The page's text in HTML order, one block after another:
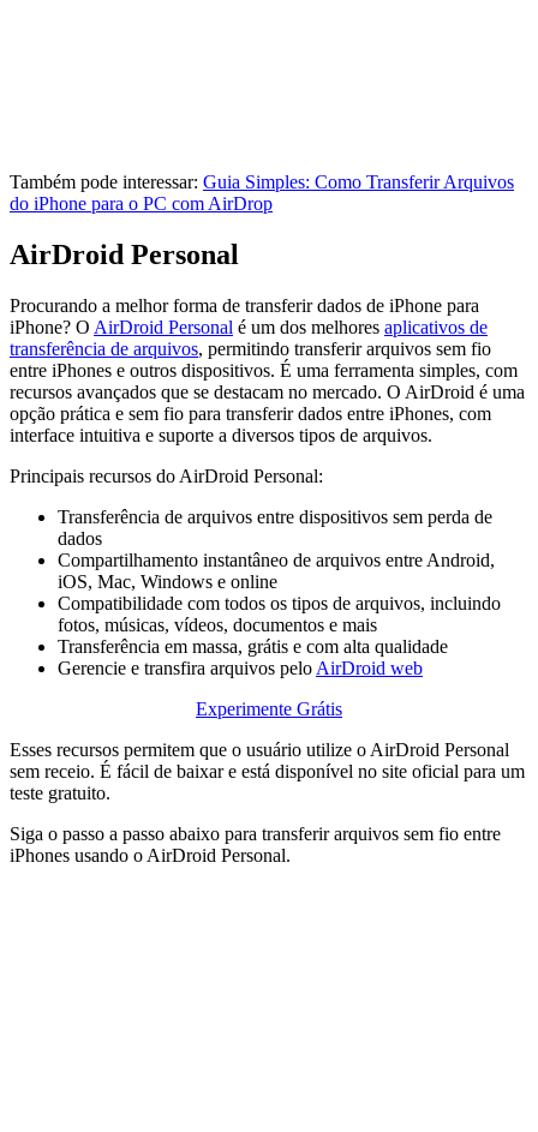
Também pode interessar: Guia Simples: Como Transferir Arquivos
do iPhone para o PC com AirDrop
AirDroid Personal
Procurando a melhor forma de transferir dados de iPhone para
iPhone? O AirDroid Personal é um dos melhores aplicativos de
transferência de arquivos, permitindo transferir arquivos sem fio
entre iPhones e outros dispositivos. É uma ferramenta simples, com
recursos avançados que se destacam no mercado. O AirDroid é uma
opção prática e sem fio para transferir dados entre iPhones, com
interface intuitiva e suporte a diversos tipos de arquivos.
Principais recursos do AirDroid Personal:
Transferência de arquivos entre dispositivos sem perda de
dados
Compartilhamento instantâneo de arquivos entre Android,
iOS, Mac, Windows e online
Compatibilidade com todos os tipos de arquivos, incluindo
fotos, músicas, vídeos, documentos e mais
Transferência em massa, grátis e com alta qualidade
Gerencie e transfira arquivos pelo AirDroid web
Experimente Grátis
Esses recursos permitem que o usuário utilize o AirDroid Personal
sem receio. É fácil de baixar e está disponível no site oficial para um
teste gratuito.
Siga o passo a passo abaixo para transferir arquivos sem fio entre
iPhones usando o AirDroid Personal.